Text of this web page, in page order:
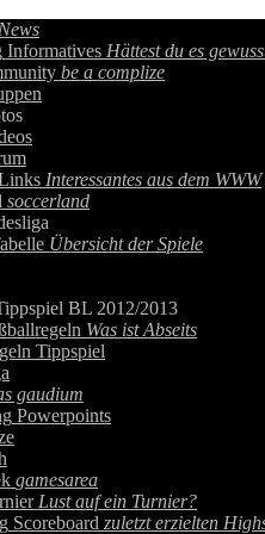
News
Informatives Hättest du es
be a complize
Interessantes aus dem WWW
soccerland
Übersicht der Spiele
BL 2012/2013
Was ist Abseits
Tippspiel
gaudium
Powerpoints
gamesarea
Lust auf ein Turnier?
Scoreboard zuletzt erzielten